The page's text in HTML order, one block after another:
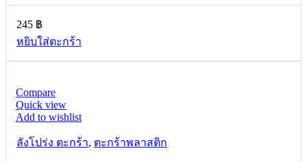
245 ฿
หยิบใส่ตะกร้า
Compare
Quick view
Add to wishlist
ลังโปร่ง ตะกร้า, ตะกร้าพลาสติก